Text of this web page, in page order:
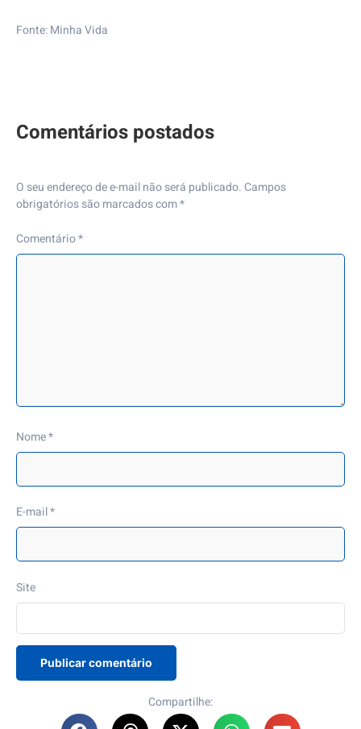
Fonte:Minha Vida
O seu endereço de e-mail não será publicado. Campos
obrigatórios são marcados com*
Comentário*
Nome*
E-mail*
Site
Compartilhe: